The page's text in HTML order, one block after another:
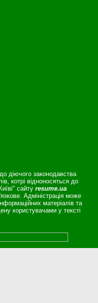
діючого законодавства
котрі відноносяться до
сайту resume.ua
Адміністрація може
матеріалів та
користувачами у тексті